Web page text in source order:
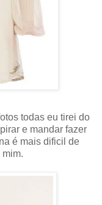
todas eu tirei do
e mandar fazer
é mais dificil de